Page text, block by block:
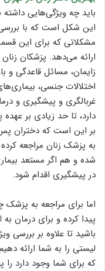
باید چه ویژگی‌هایی
این شکل است که با بررسی
مشکلاتی که برای این
ارائه می‌دهد. پزشکان زنان
زایمان، مسائل قاعدگی و
اختلالات جنسی،
غربالگری و پیشگیری و
دارد، تا حد زیادی بر
به پزشک زنان مراجعه
شده و هم اگر مستعد
در پیشگیری اقدام شود.
اما برای مراجعه به پزشک
پیدا کرده و برای درمان
باشید تا علاوه بر بررسی
لیستی را به شما ارائه
که برای شما وجود دارد را